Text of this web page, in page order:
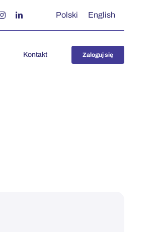
Polski English
Kontakt Zaloguj się